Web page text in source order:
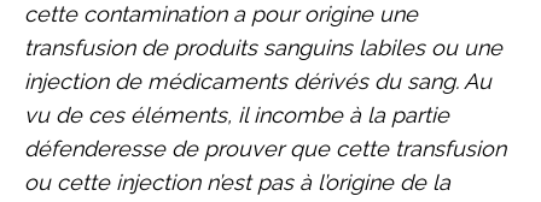
cette contamination a pour origine une
transfusion de produits sanguins labiles ou une
injection de médicaments dérivés du sang. Au
vu de ces éléments, il incombe à la partie
défenderesse de prouver que cette transfusion
ou cette injection n’est pas à l’origine de la